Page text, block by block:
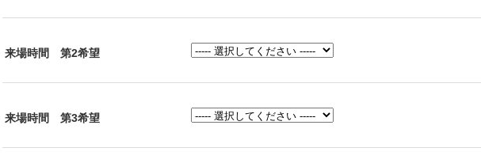
来場時間 第2希望
来場時間 第3希望